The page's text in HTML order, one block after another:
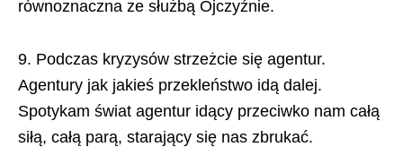
równoznaczna ze służbą Ojczyźnie.
9. Podczas kryzysów strzeżcie się agentur.
Agentury jak jakieś przekleństwo idą dalej.
Spotykam świat agentur idący przeciwko nam całą
siłą, całą parą, starający się nas zbrukać.